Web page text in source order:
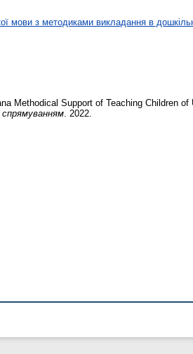
мови з методиками викладання в
Methodical Support of Teaching Children
спрямуванням. 2022.